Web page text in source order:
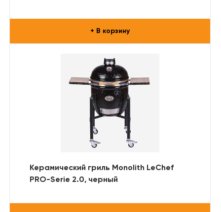
+ В корзину
Керамический гриль Monolith LeChef
PRO-Serie 2.0, черный